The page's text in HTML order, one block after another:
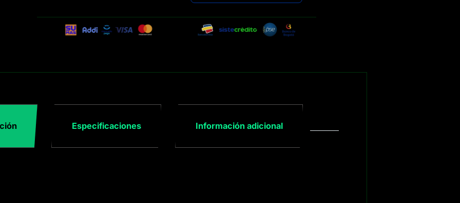
Especificaciones Información adicional